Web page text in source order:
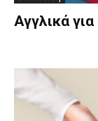
Αγγλικά